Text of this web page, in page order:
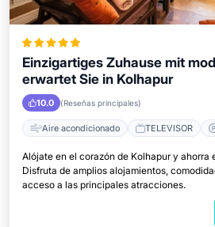
Einzigartiges Zuhause mit
erwartet Sie in Kolhapur
10.0 (Reseñas principales)
Aire acondicionado TELEVISOR
Alójate en el corazón de Kolhapur y ahorra
Disfruta de amplios alojamientos,
acceso a las principales atracciones.